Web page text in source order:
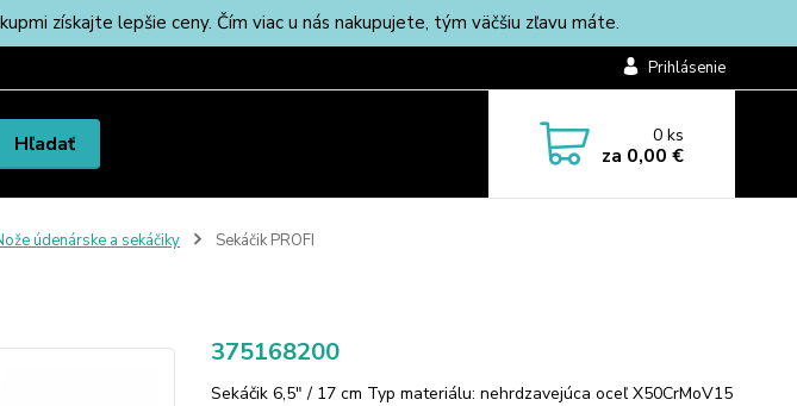
získajte lepšie ceny. Čím viac u nás nakupujete, tým väčšiu zľavu máte.
Prihlásenie
Hľadať 0ks
za 0,00 €
údenárske a sekáčiky Sekáčik PROFI
375168200
Sekáčik 6,5" / 17 cm Typ materiálu: nehrdzavejúca oceľ X50CrMoV15